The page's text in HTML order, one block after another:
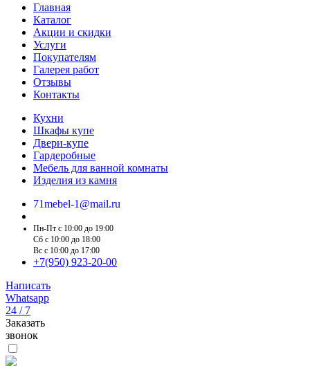
Главная
Каталог
Акции и скидки
Услуги
Покупателям
Галерея работ
Отзывы
Контакты
Кухни
Шкафы купе
Двери-купе
Гардеробные
Мебель для ванной комнаты
Изделия из камня
71mebel-1@mail.ru
Пн-Пт c 10:00 до 19:00
Сб c 10:00 до 18:00
Вс c 10:00 до 17:00
+7(950) 923-20-00
Написать
Whatsapp
24 / 7
Заказать
звонок